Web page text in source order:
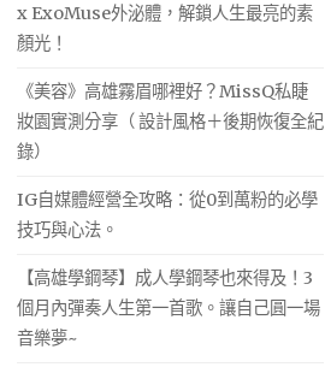
x ExoMuse外泌體，解鎖人生最亮的素
顏光！
《美容》高雄霧眉哪裡好？MissQ私睫
妝園實測分享（ 設計風格＋後期恢復全紀
錄）
IG自媒體經營全攻略：從0到萬粉的必學
技巧與心法。
【高雄學鋼琴】成人學鋼琴也來得及！3
個月內彈奏人生第一首歌。讓自己圓一場
音樂夢~